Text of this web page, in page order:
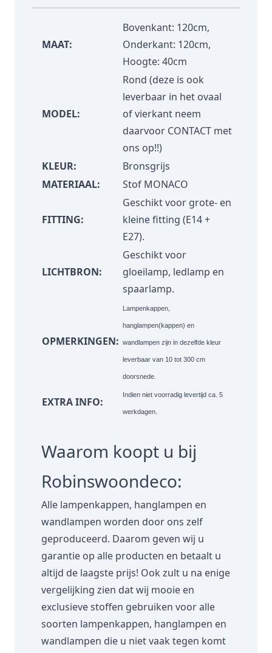
MAAT:
Bovenkant: 120cm,
Onderkant: 120cm,
Hoogte: 40cm
MODEL:
Rond (deze is ook
leverbaar in het ovaal
of vierkant neem
daarvoor CONTACT met
ons op!!)
KLEUR:
Bronsgrijs
MATERIAAL:
Stof MONACO
FITTING:
Geschikt voor grote- en
kleine fitting (E14 +
E27).
LICHTBRON:
Geschikt voor
gloeilamp, ledlamp en
spaarlamp.
OPMERKINGEN:
Lampenkappen,
hanglampen(kappen) en
wandlampen zijn in dezelfde kleur
leverbaar van 10 tot 300 cm
doorsnede.
EXTRA INFO:
Indien niet voorradig levertijd ca. 5
werkdagen.
Waarom koopt u bij
Robinswoondeco:
Alle lampenkappen, hanglampen en
wandlampen worden door ons zelf
geproduceerd. Daarom geven wij u
garantie op alle producten en betaalt u
altijd de laagste prijs! Ook zult u na enige
vergelijking zien dat wij mooie en
exclusieve stoffen gebruiken voor alle
soorten lampenkappen, hanglampen en
wandlampen die u niet vaak tegen komt